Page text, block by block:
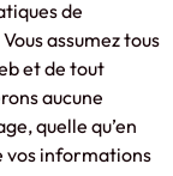
de
assumez tous
et de tout
aucune
quelle qu’en
vos informations